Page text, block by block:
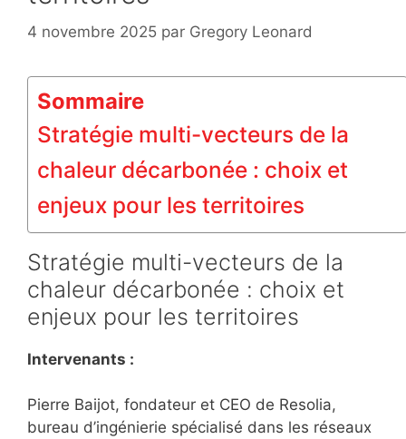
4 novembre 2025 par Gregory Leonard
Sommaire
Stratégie multi-vecteurs de la
chaleur décarbonée : choix et
enjeux pour les territoires
Stratégie multi-vecteurs de la
chaleur décarbonée : choix et
enjeux pour les territoires
Intervenants :
Pierre Baijot, fondateur et CEO de Resolia,
bureau d’ingénierie spécialisé dans les réseaux